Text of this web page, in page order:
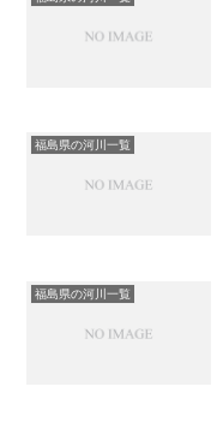
福島県の河川一覧
福島県の河川一覧